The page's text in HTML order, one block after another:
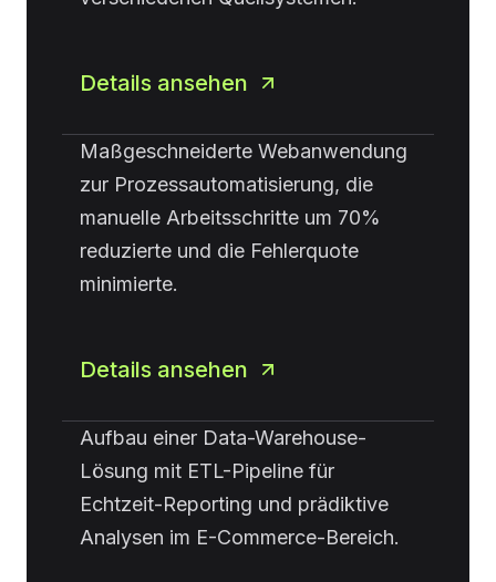
Details ansehen
Maßgeschneiderte Webanwendung
zur Prozessautomatisierung, die
manuelle Arbeitsschritte um 70%
reduzierte und die Fehlerquote
minimierte.
Details ansehen
Aufbau einer Data-Warehouse-
Lösung mit ETL-Pipeline für
Echtzeit-Reporting und prädiktive
Analysen im E-Commerce-Bereich.